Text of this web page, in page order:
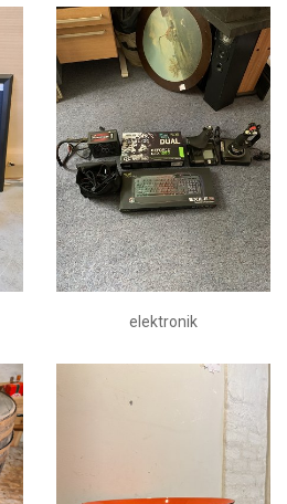
elektronik